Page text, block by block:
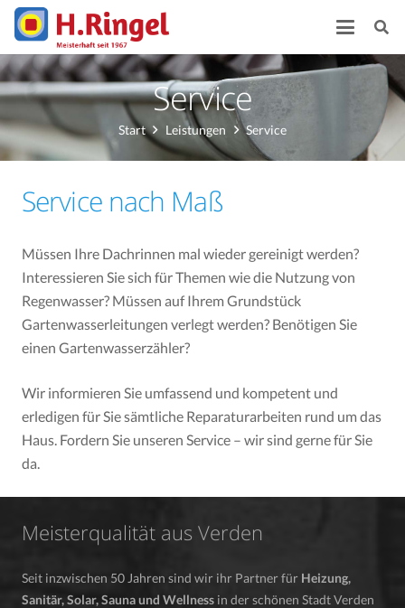
Service
Start Leistungen Service
Service nach Maß
Müssen Ihre Dachrinnen mal wieder gereinigt werden?
Interessieren Sie sich für Themen wie die Nutzung von
Regenwasser? Müssen auf Ihrem Grundstück
Gartenwasserleitungen verlegt werden? Benötigen Sie
einen Gartenwasserzähler?
Wir informieren Sie umfassend und kompetent und
erledigen für Sie sämtliche Reparaturarbeiten rund um das
Haus. Fordern Sie unseren Service – wir sind gerne für Sie
da.
Meisterqualität aus Verden
Seit inzwischen 50 Jahren sind wir ihr Partner für Heizung,
Sanitär, Solar, Sauna und Wellness in der schönen Stadt Verden